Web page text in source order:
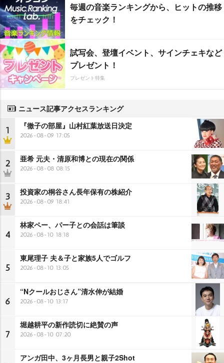
毎週の音楽ランキングから、ヒットの推移
をチェック！
試写会、登壇イベント、サインチェキなど
プレゼント！
プレゼント特集
ニュース記事アクセスランキング
1 『徹子の部屋』山村紅葉放送日決定
2026-08-09 17:05
2 亜希 元夫・清原和博との現在の関係
2026-08-08 08:15
3 投資家の桐谷さん長年保有の株紹介
2026-08-09 18:41
4
林家ペー、パー子との会話は筆談
2026-08-10 18:18
5
東尾理子 夫＆子と家族5人でゴルフ
2026-08-10 13:05
6
“Nクールおじさん”清水伸が結婚
2026-08-10 13:17
7
堀越耕平の新作読切に絶賛の声
2026-08-10 07:20
アンガ田中、3ヶ月長男と親子2Shot